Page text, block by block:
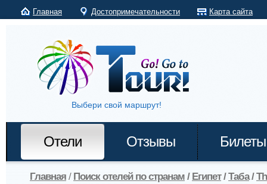
Главная Достопримечательности Карта сайта
Выбери свой маршрут!
Отели Отзывы Билеты
Главная / Поиск отелей по странам / Египет/Таба/